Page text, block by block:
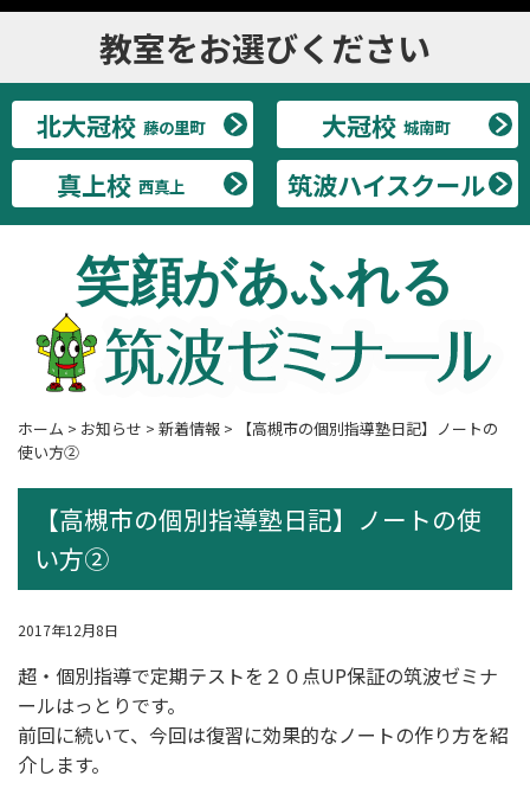
教室をお選びください
北大冠校 藤の里町 大冠校 城南町
真上校 西真上 筑波ハイスクール
笑顔があふれる
ホーム > お知らせ > 新着情報 >
【高槻市の個別指導塾日記】ノートの
使い方②
【高槻市の個別指導塾日記】ノートの使
い方②
2017年12月8日
超・個別指導で定期テストを２０点UP保証の筑波ゼミナ
ールはっとりです。
前回に続いて、今回は復習に効果的なノートの作り方を紹
介します。